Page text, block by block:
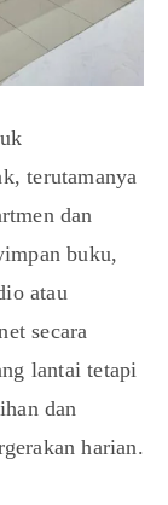
terutamanya
dan
buku,
atau
secara
lantai tetapi
dan
harian.